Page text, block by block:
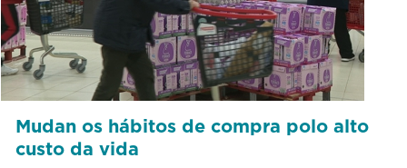
Mudan os hábitos de compra polo alto
custo da vida